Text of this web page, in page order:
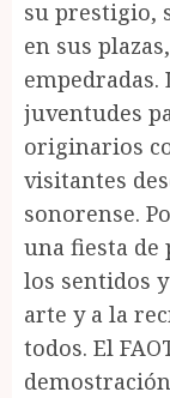
su prestigio,
en sus
empedradas.
juventudes
originarios
visitantes
sonorense.
una fiesta de
los sentidos
arte y a la
todos. El